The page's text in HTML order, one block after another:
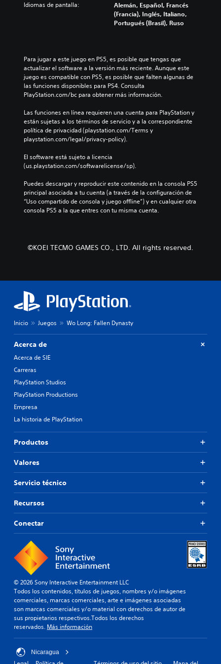
Idiomas de pantalla:
Alemán, Español, Francés
(Francia), Inglés, Italiano,
Portugués (Brasil), Ruso
Para jugar a este juego en PS5, es posible que tengas que
actualizar el software a la versión más reciente. Aunque este
juego es compatible con PS5, es posible que falten algunas de
las funciones disponibles para PS4. Consulta
PlayStation.com/bc para obtener más información.
Las funciones en línea requieren una cuenta para PlayStation y
están sujetas a los términos de servicio y a la correspondiente
política de privacidad (playstation.com/Terms y
playstation.com/legal/privacy-policy).
El software está sujeto a licencia
(us.playstation.com/softwarelicense/sp).
Puedes descargar y reproducir este contenido en la consola PS5
principal asociada a tu cuenta (a través de la configuración de
“Uso compartido de consola y juego offline”) y en cualquier otra
consola PS5 a la que entres con tu misma cuenta.
©KOEI TECMO GAMES CO., LTD. All rights reserved.
Inicio Juegos Wo Long: Fallen Dynasty
Acerca de
Acerca de SIE
Carreras
PlayStation Studios
PlayStation Productions
Empresa
La historia de PlayStation
Productos
Valores
Servicio técnico
Recursos
Conectar
© 2026 Sony Interactive Entertainment LLC
Todos los contenidos, títulos de juegos, nombres y/o imágenes
comerciales, marcas comerciales, arte e imágenes asociadas
son marcas comerciales y/o material con derechos de autor de
sus propietarios respectivos.Todos los derechos
reservados. Más información
Nicaragua